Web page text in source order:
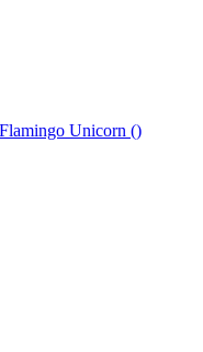
Unicorn ()